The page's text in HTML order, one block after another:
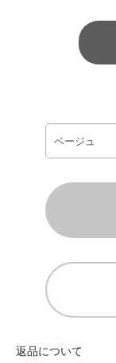
返品について